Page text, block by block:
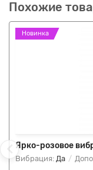
Похожие
Новинка
Ярко-розовое
Вибрация: Да